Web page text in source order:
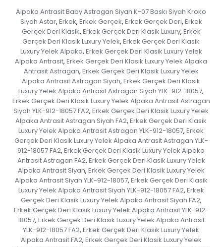
Alpaka Antrasit Baby Astragan Siyah K-07 Baskı Siyah Kroko
Siyah Astar, Erkek, Erkek Gerçek, Erkek Gerçek Deri, Erkek
Gerçek Deri Klasik, Erkek Gerçek Deri Klasik Luxury, Erkek
Gerçek Deri Klasik Luxury Yelek, Erkek Gerçek Deri Klasik
Luxury Yelek Alpaka, Erkek Gerçek Deri Klasik Luxury Yelek
Alpaka Antrasit, Erkek Gerçek Deri Klasik Luxury Yelek Alpaka
Antrasit Astragan, Erkek Gerçek Deri Klasik Luxury Yelek
Alpaka Antrasit Astragan Siyah, Erkek Gerçek Deri Klasik
Luxury Yelek Alpaka Antrasit Astragan Siyah YLK-912-18057,
Erkek Gerçek Deri Klasik Luxury Yelek Alpaka Antrasit Astragan
Siyah YLK-912-18057 FA2, Erkek Gerçek Deri Klasik Luxury Yelek
Alpaka Antrasit Astragan Siyah FA2, Erkek Gerçek Deri Klasik
Luxury Yelek Alpaka Antrasit Astragan YLK-912-18057, Erkek
Gerçek Deri Klasik Luxury Yelek Alpaka Antrasit Astragan YLK-
912-18057 FA2, Erkek Gerçek Deri Klasik Luxury Yelek Alpaka
Antrasit Astragan FA2, Erkek Gerçek Deri Klasik Luxury Yelek
Alpaka Antrasit Siyah, Erkek Gerçek Deri Klasik Luxury Yelek
Alpaka Antrasit Siyah YLK-912-18057, Erkek Gerçek Deri Klasik
Luxury Yelek Alpaka Antrasit Siyah YLK-912-18057 FA2, Erkek
Gerçek Deri Klasik Luxury Yelek Alpaka Antrasit Siyah FA2,
Erkek Gerçek Deri Klasik Luxury Yelek Alpaka Antrasit YLK-912-
18057, Erkek Gerçek Deri Klasik Luxury Yelek Alpaka Antrasit
YLK-912-18057 FA2, Erkek Gerçek Deri Klasik Luxury Yelek
Alpaka Antrasit FA2, Erkek Gerçek Deri Klasik Luxury Yelek